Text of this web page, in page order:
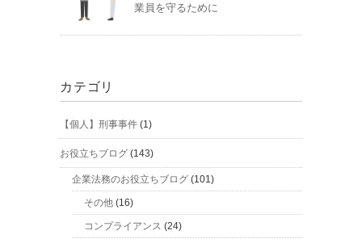
業員を守るために
カテゴリ
【個人】刑事事件 (1)
お役立ちブログ (143)
企業法務のお役立ちブログ (101)
その他 (16)
コンプライアンス (24)